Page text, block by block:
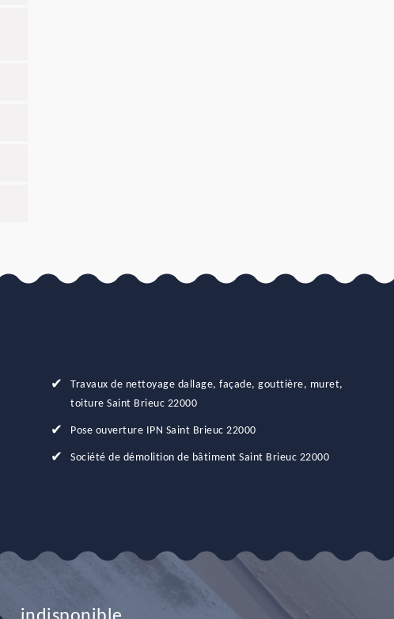
Travaux de nettoyage dallage, façade, gouttière, muret,
toiture Saint Brieuc 22000
Pose ouverture IPN Saint Brieuc 22000
Société de démolition de bâtiment Saint Brieuc 22000